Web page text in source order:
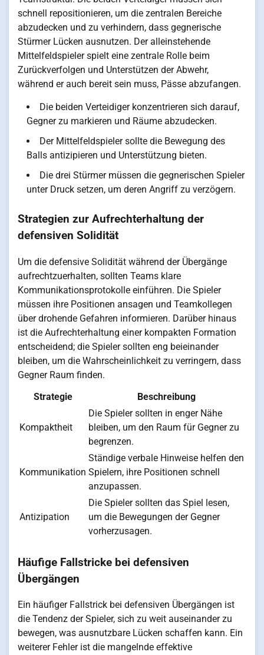
schnell repositionieren, um die zentralen Bereiche
abzudecken und zu verhindern, dass gegnerische
Stürmer Lücken ausnutzen. Der alleinstehende
Mittelfeldspieler spielt eine zentrale Rolle beim
Zurückverfolgen und Unterstützen der Abwehr,
während er auch bereit sein muss, Pässe abzufangen.
Die beiden Verteidiger konzentrieren sich darauf,
Gegner zu markieren und Räume abzudecken.
Der Mittelfeldspieler sollte die Bewegung des
Balls antizipieren und Unterstützung bieten.
Die drei Stürmer müssen die gegnerischen Spieler
unter Druck setzen, um deren Angriff zu verzögern.
Strategien zur Aufrechterhaltung der
defensiven Solidität
Um die defensive Solidität während der Übergänge
aufrechtzuerhalten, sollten Teams klare
Kommunikationsprotokolle einführen. Die Spieler
müssen ihre Positionen ansagen und Teamkollegen
über drohende Gefahren informieren. Darüber hinaus
ist die Aufrechterhaltung einer kompakten Formation
entscheidend; die Spieler sollten eng beieinander
bleiben, um die Wahrscheinlichkeit zu verringern, dass
Gegner Raum finden.
Strategie
Beschreibung
Kompaktheit
Die Spieler sollten in enger Nähe
bleiben, um den Raum für Gegner zu
begrenzen.
Kommunikation
Ständige verbale Hinweise helfen den
Spielern, ihre Positionen schnell
anzupassen.
Antizipation
Die Spieler sollten das Spiel lesen,
um die Bewegungen der Gegner
vorherzusagen.
Häufige Fallstricke bei defensiven
Übergängen
Ein häufiger Fallstrick bei defensiven Übergängen ist
die Tendenz der Spieler, sich zu weit auseinander zu
bewegen, was ausnutzbare Lücken schaffen kann. Ein
weiterer Fehler ist die mangelnde effektive